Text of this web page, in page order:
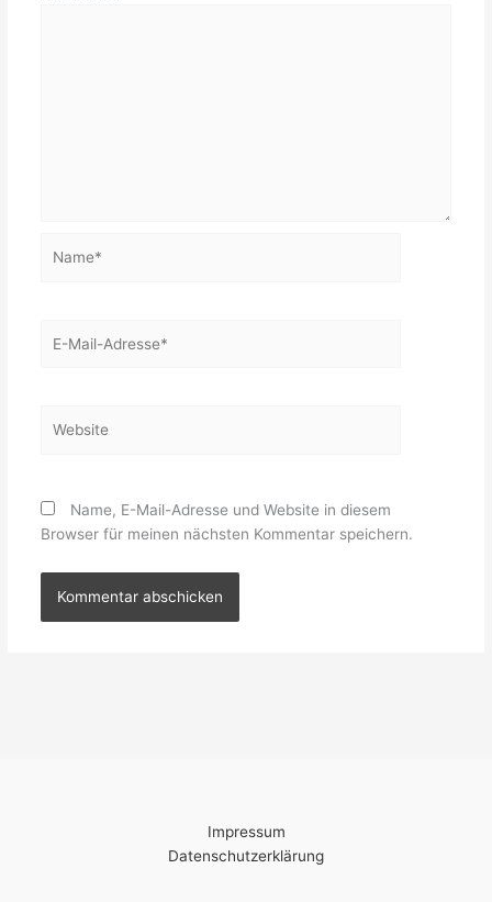
Mail-
Name, E-Mail-Adresse und Website in diesem
Browser für meinen nächsten Kommentar speichern.
Impressum
Datenschutzerklärung